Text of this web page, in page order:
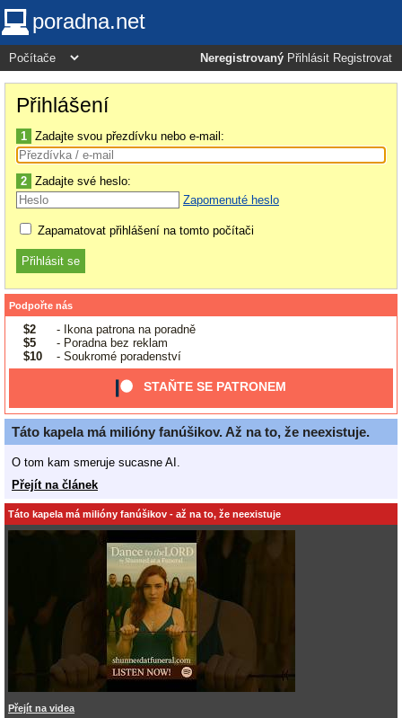
poradna.net
Neregistrovaný Přihlásit Registrovat
Přihlášení
1 Zadajte svou přezdívku nebo e-mail:
2 Zadajte své heslo:
Zapomenuté heslo
Zapamatovat přihlášení na tomto počítači
Podpořte nás
$2
- Ikona patrona na poradně
$5
- Poradna bez reklam
$10
- Soukromé poradenství
STAŇTE SE PATRONEM
Táto kapela má milióny fanúšikov. Až na to, že neexistuje.
O tom kam smeruje sucasne AI.
Přejít na článek
Táto kapela má milióny fanúšikov - až na to, že neexistuje
Přejít na videa